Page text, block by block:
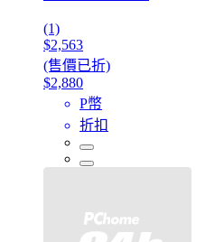
(1)
$2,563
(售價已折)
$2,880
P幣
折扣